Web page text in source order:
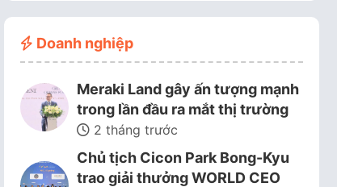
Doanh nghiệp
Meraki Land gây ấn tượng mạnh
trong lần đầu ra mắt thị trường
2 tháng trước
Chủ tịch Cicon Park Bong-Kyu
trao giải thưởng WORLD CEO